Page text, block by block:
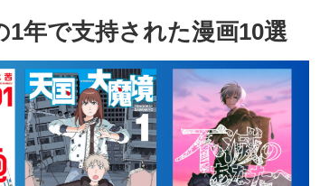
1年で支持された漫画10選